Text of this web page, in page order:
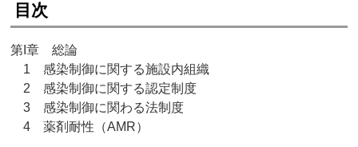
目次
第I章 総論
1 感染制御に関する施設内組織
2 感染制御に関する認定制度
3 感染制御に関わる法制度
4 薬剤耐性（AMR）